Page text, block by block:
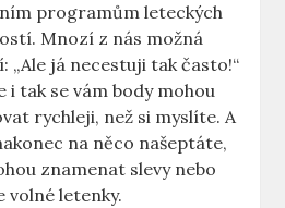
programům leteckých
⁣Mnozí z nás ‌možná
„Ale já necestuji tak často!“
i tak se vám body ⁤mohou
rychleji, ‍než si myslíte. A
na něco našeptáte,
znamenat slevy nebo
volné letenky.